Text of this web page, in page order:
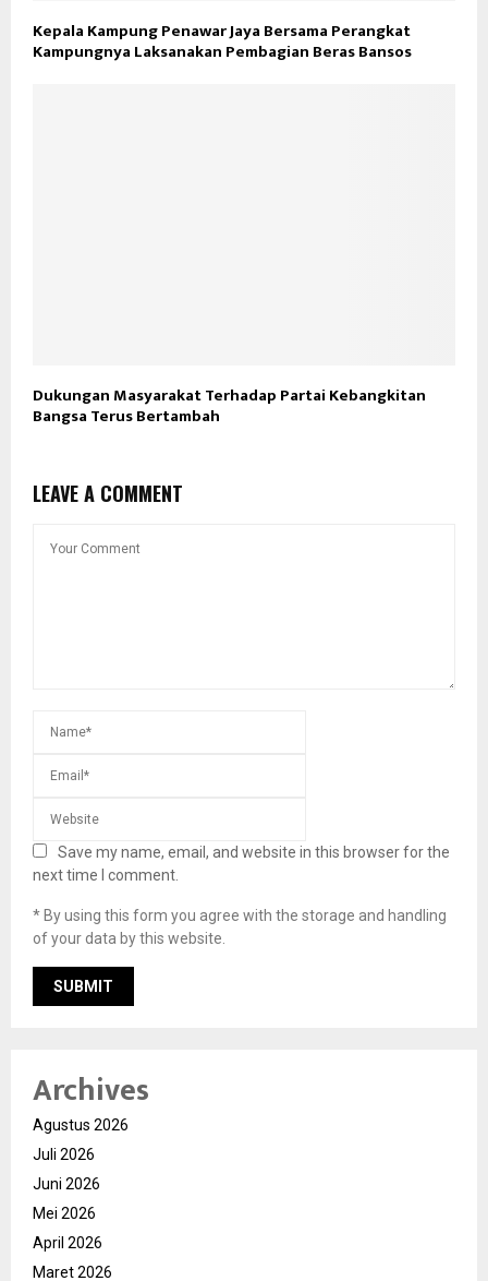
Kepala Kampung Penawar Jaya Bersama Perangkat
Kampungnya Laksanakan Pembagian Beras Bansos
Dukungan Masyarakat Terhadap Partai Kebangkitan
Bangsa Terus Bertambah
LEAVE A COMMENT
Save my name, email, and website in this browser for the
next time I comment.
* By using this form you agree with the storage and handling
of your data by this website.
Archives
Agustus 2026
Juli 2026
Juni 2026
Mei 2026
April 2026
Maret 2026